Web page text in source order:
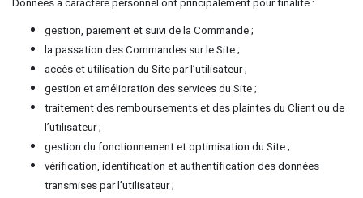
Données à caractère personnel ont principalement pour finalité :
gestion, paiement et suivi de la Commande ;
la passation des Commandes sur le Site ;
accès et utilisation du Site par l’utilisateur ;
gestion et amélioration des services du Site ;
traitement des remboursements et des plaintes du Client ou de
l’utilisateur ;
gestion du fonctionnement et optimisation du Site ;
vérification, identification et authentification des données
transmises par l’utilisateur ;